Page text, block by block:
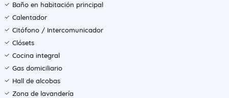
Baño en habitación principal
Calentador
Citófono / Intercomunicador
Clósets
Cocina integral
Gas domiciliario
Hall de alcobas
Zona de lavandería